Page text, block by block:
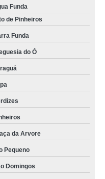
LuizFunda
de Pinheiros
Funda
do Ó
da Arvore
Pequeno
Domingos